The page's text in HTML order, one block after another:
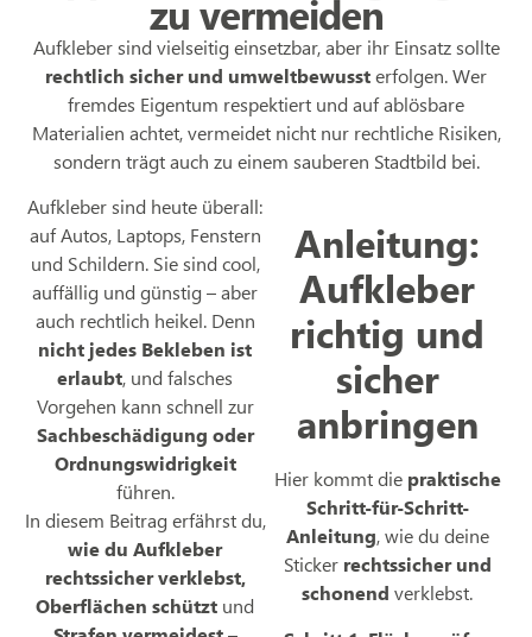
zu vermeiden
Aufkleber sind vielseitig einsetzbar, aber ihr Einsatz sollte
rechtlich sicher und umweltbewussterfolgen. Wer
fremdes Eigentum respektiert und auf ablösbare
Materialien achtet, vermeidet nicht nur rechtliche Risiken,
sondern trägt auch zu einem sauberen Stadtbild bei.
Aufkleber sind heute überall:
auf Autos, Laptops, Fenstern
und Schildern. Sie sind cool,
auffällig und günstig – aber
auch rechtlich heikel. Denn
nicht jedes Bekleben ist
erlaubt, und falsches
Vorgehen kann schnell zur
Sachbeschädigung oder
Ordnungswidrigkeit
führen.
In diesem Beitrag erfährst du,
wie du Aufkleber
rechtssicher verklebst,
Oberflächen schützt und
Anleitung:
Aufkleber
richtig und
sicher
anbringen
Hier kommt die praktische
Schritt-für-Schritt-
Anleitung, wie du deine
Sticker rechtssicher und
schonend verklebst.